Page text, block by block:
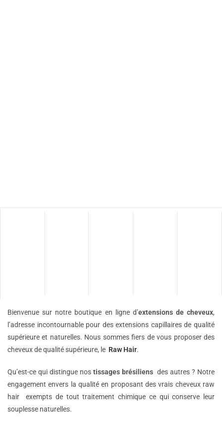
Bienvenue sur notre boutique en ligne d’extensions decheveux,
l’adresse incontournable pour des extensions capillaires de qualité
supérieure et naturelles. Nous sommes fiers de vous proposer des
cheveux de qualité supérieure, le Raw Hair.
Qu’est-ce qui distingue nos tissages brésiliens des autres ? Notre
engagement envers la qualité en proposant des vrais cheveux raw
hair exempts de tout traitement chimique ce qui conserve leur
souplesse naturelles.